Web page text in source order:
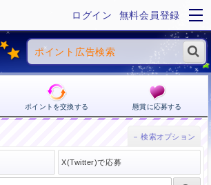
ログイン 無料会員登録
ポイントを交換する 懸賞に応募する